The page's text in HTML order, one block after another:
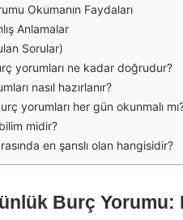
Okumanın Faydaları
Anlamalar
Sorular)
yorumları ne kadar doğrudur?
nasıl hazırlanır?
yorumları her gün okunmalı
midir?
en şanslı olan hangisidir?
Burç Yorumu: